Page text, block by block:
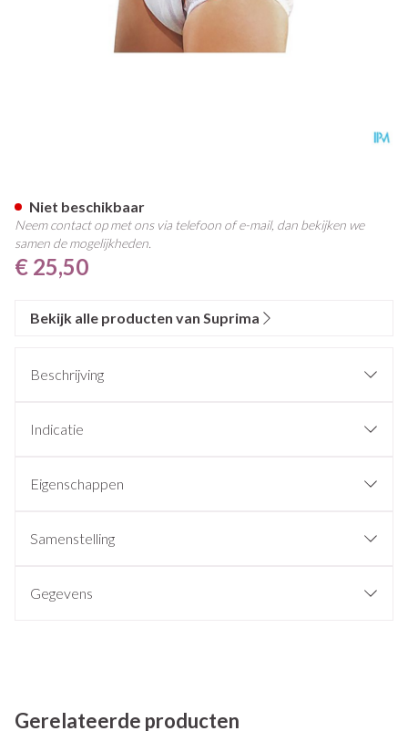
€ 25,50
Niet beschikbaar
Neem contact op met ons via telefoon of e-mail, dan bekijken we
samen de mogelijkheden.
Bekijk alle producten van Suprima
Beschrijving
Indicatie
Eigenschappen
Samenstelling
Gegevens
Gerelateerde producten